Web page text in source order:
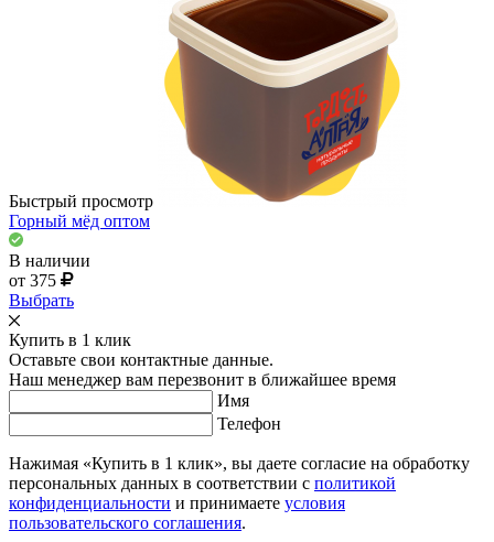
Быстрый просмотр
Горный мёд оптом
В наличии
от 375
Выбрать
Купить в 1 клик
Оставьте свои контактные данные.
Наш менеджер вам перезвонит в ближайшее время
Имя
Телефон
Нажимая «Купить в 1 клик», вы даете согласие на обработку
персональных данных в соответствии с политикой
конфиденциальности и принимаете условия
пользовательского соглашения.